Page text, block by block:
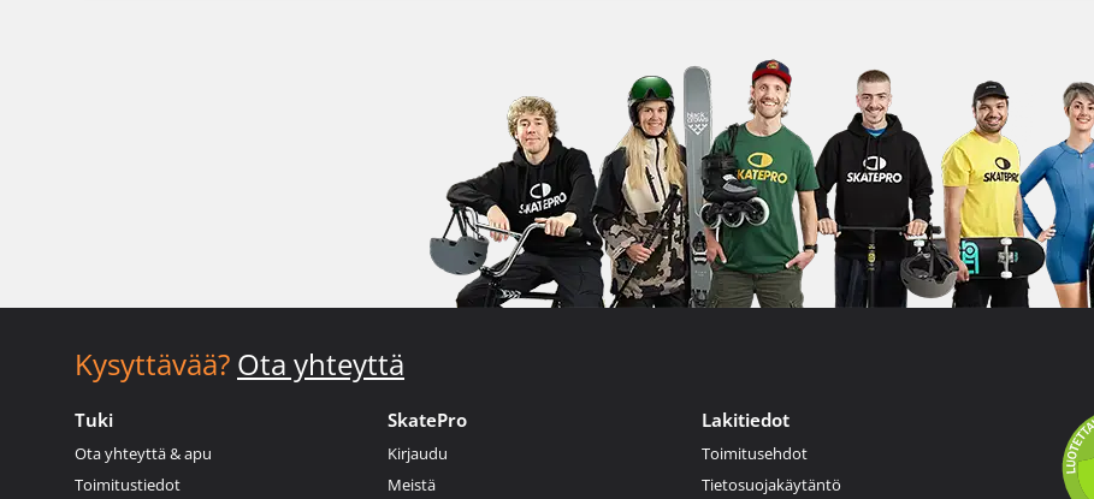
Kysyttävää? Ota yhteyttä
Tuki
Ota yhteyttä & apu
Toimitustiedot
SkatePro
Kirjaudu
Meistä
Lakitiedot
Toimitusehdot
Tietosuojakäytäntö